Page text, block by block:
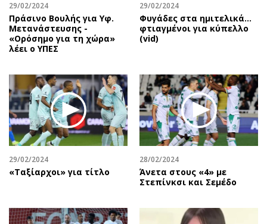
AstroBank Properties
Trends
Ενέργεια
Περιβάλλον
Ελλάδα
Κόσμος
Παράξενα
Πολιτισμός
Σινεμά
Εικαστικά
Περιβάλλον
Good Life
Γυναίκα
Ταξίδια
Συνταγές
Έξοδος
Media
Εκπομπές
Wine routes
Podcasts
Προσφορές
29/02/2024
Πράσινο Βουλής για Υφ.
Μετανάστευσης -
«Ορόσημο για τη χώρα»
λέει ο ΥΠΕΣ
29/02/2024
Φυγάδες στα ημιτελικά…
φτιαγμένοι για κύπελλο
(vid)
29/02/2024
«Ταξίαρχοι» για τίτλο
28/02/2024
Άνετα στους «4» με
Στεπίνκσι και Σεμέδο